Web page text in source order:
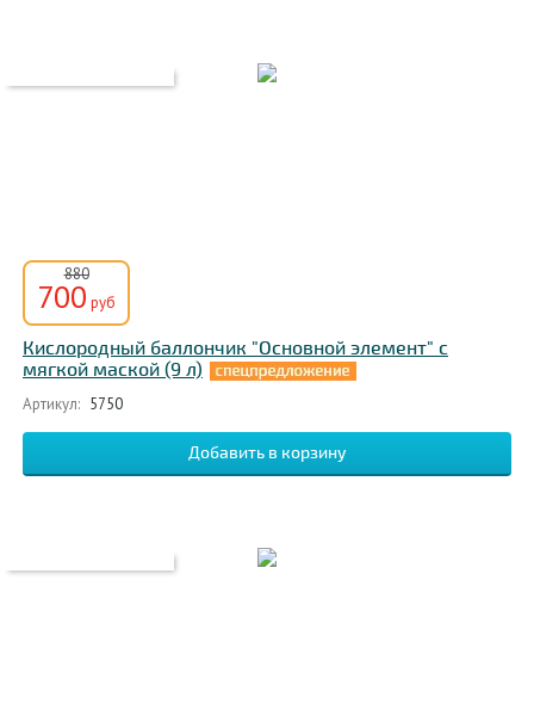
880
700 руб
Кислородный баллончик "Основной элемент" с
мягкой маской (9 л)
Артикул: 5750